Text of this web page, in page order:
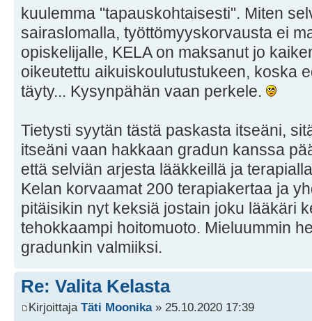
kuulemma "tapauskohtaisesti". Miten
sairaslomalla, työttömyyskorvausta ei
opiskelijalle, KELA on maksanut jo
oikeutettu aikuiskoulutustukeen, koska
täyty... Kysynpähän vaan perkele.
Tietysti syytän tästä paskasta itseäni,
itseäni vaan hakkaan gradun kanssa
että selviän arjesta lääkkeillä ja
Kelan korvaamat 200 terapiakertaa ja
pitäisikin nyt keksiä jostain joku lääkäri
tehokkaampi hoitomuoto. Mieluummin
gradunkin valmiiksi.
Re: Valita Kelasta
Kirjoittaja Täti Moonika» 25.10.2020 17:39